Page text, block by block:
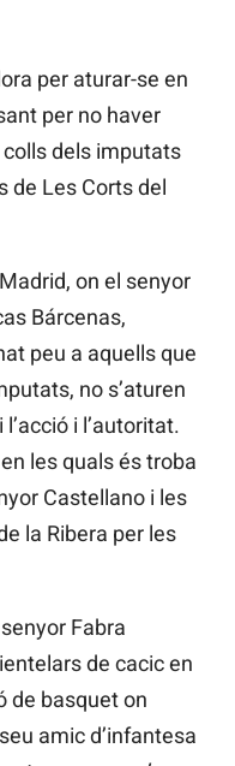
per aturar-se en
per no haver
dels imputats
de Les Corts del
on el senyor
Bárcenas,
peu a aquells que
no s’aturen
i l’autoritat.
les quals és troba
Castellano i les
la Ribera per les
Fabra
de cacic en
de basquet on
amic d’infantesa